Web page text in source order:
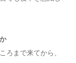
ろまで来てから、